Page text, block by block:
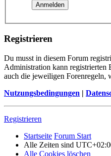
Registrieren
Du musst in diesem Forum
Administration kann registrierten
auch die jeweiligen Forenregeln,
Nutzungsbedingungen |
Registrieren
Startseite Forum Start
Alle Zeiten sind
Alle Cookies löschen